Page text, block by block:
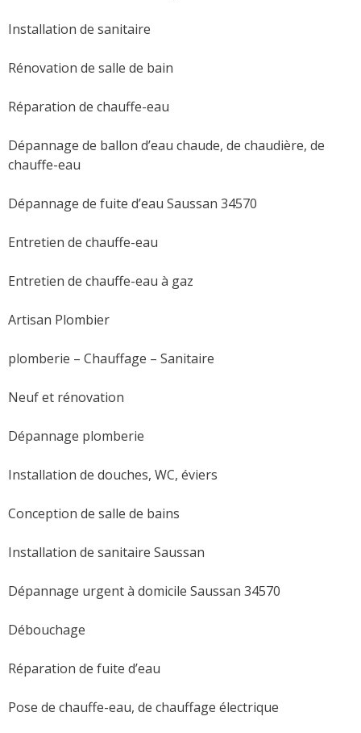
Installation de sanitaire
Rénovation de salle de bain
Réparation de chauffe-eau
Dépannage de ballon d’eau chaude, de chaudière, de
chauffe-eau
Dépannage de fuite d’eau Saussan 34570
Entretien de chauffe-eau
Entretien de chauffe-eau à gaz
Artisan Plombier
plomberie – Chauffage – Sanitaire
Neuf et rénovation
Dépannage plomberie
Installation de douches, WC, éviers
Conception de salle de bains
Installation de sanitaire Saussan
Dépannage urgent à domicile Saussan 34570
Débouchage
Réparation de fuite d’eau
Pose de chauffe-eau, de chauffage électrique